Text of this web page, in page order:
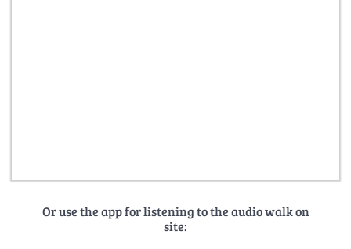
Or use the app for listening to the audio walk on
site: